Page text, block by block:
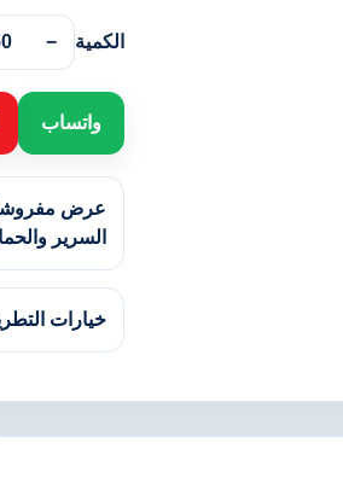
الكمية −
واتساب
عرض
السرير
خيارات